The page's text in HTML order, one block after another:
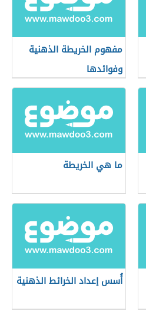
مفهوم الخريطة الذهنية
وفوائدها
ما هي الخريطة
أُسس إعداد الخرائط الذهنية